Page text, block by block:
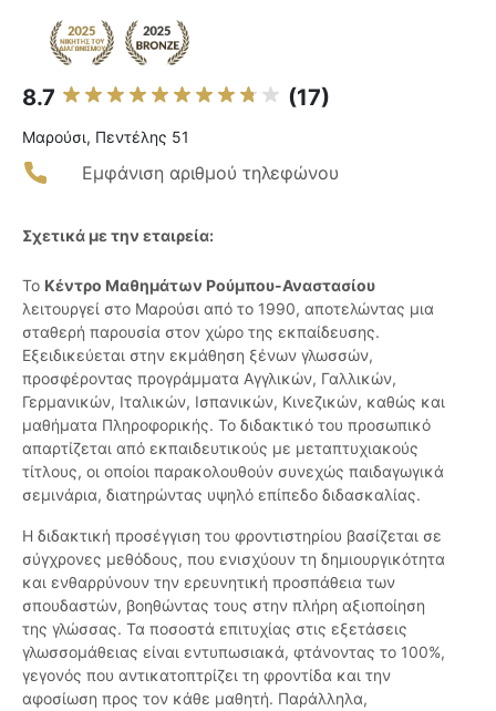
8.7 (17)
Μαρούσι, Πεντέλης 51
Εμφάνιση αριθμού τηλεφώνου
Σχετικά με την εταιρεία:
Το Κέντρο Μαθημάτων Ρούμπου-Αναστασίου
λειτουργεί στο Μαρούσι από το 1990, αποτελώντας μια
σταθερή παρουσία στον χώρο της εκπαίδευσης.
Εξειδικεύεται στην εκμάθηση ξένων γλωσσών,
προσφέροντας προγράμματα Αγγλικών, Γαλλικών,
Γερμανικών, Ιταλικών, Ισπανικών, Κινεζικών, καθώς και
μαθήματα Πληροφορικής. Το διδακτικό του προσωπικό
απαρτίζεται από εκπαιδευτικούς με μεταπτυχιακούς
τίτλους, οι οποίοι παρακολουθούν συνεχώς παιδαγωγικά
σεμινάρια, διατηρώντας υψηλό επίπεδο διδασκαλίας.
Η διδακτική προσέγγιση του φροντιστηρίου βασίζεται σε
σύγχρονες μεθόδους, που ενισχύουν τη δημιουργικότητα
και ενθαρρύνουν την ερευνητική προσπάθεια των
σπουδαστών, βοηθώντας τους στην πλήρη αξιοποίηση
της γλώσσας. Τα ποσοστά επιτυχίας στις εξετάσεις
γλωσσομάθειας είναι εντυπωσιακά, φτάνοντας το 100%,
γεγονός που αντικατοπτρίζει τη φροντίδα και την
αφοσίωση προς τον κάθε μαθητή. Παράλληλα,